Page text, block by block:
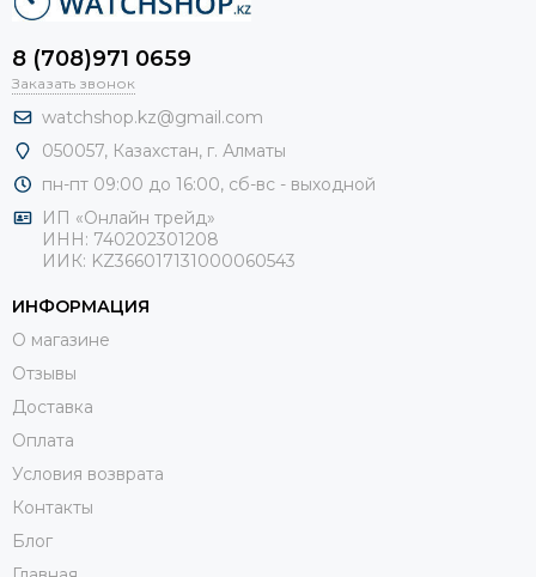
8 (708)971 0659
Заказать звонок
watchshop.kz@gmail.com
050057, Казахстан, г. Алматы
пн-пт 09:00 до 16:00, сб-вс - выходной
ИП «Онлайн трейд»
ИНН: 740202301208
ИИК: KZ366017131000060543
ИНФОРМАЦИЯ
О магазине
Отзывы
Доставка
Оплата
Условия возврата
Контакты
Блог